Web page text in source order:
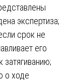
экспертиза;
срок не
его
затягиванию;
о ходе